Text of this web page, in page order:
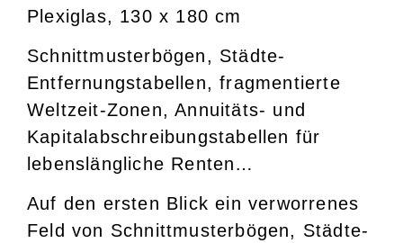
Plexiglas, 130 x 180 cm
Schnittmusterbögen, Städte-
Entfernungstabellen, fragmentierte
Weltzeit-Zonen, Annuitäts- und
Kapitalabschreibungstabellen für
lebenslängliche Renten…
Auf den ersten Blick ein verworrenes
Feld von Schnittmusterbögen, Städte-